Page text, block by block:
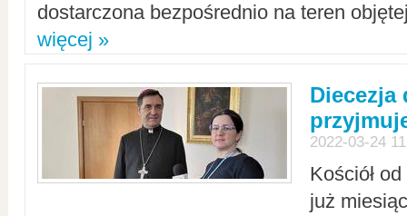
dostarczona bezpośrednio na teren
więcej »
Diecezja
2022-03-24
Kościół
już